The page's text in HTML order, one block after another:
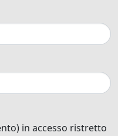
in accesso ristretto